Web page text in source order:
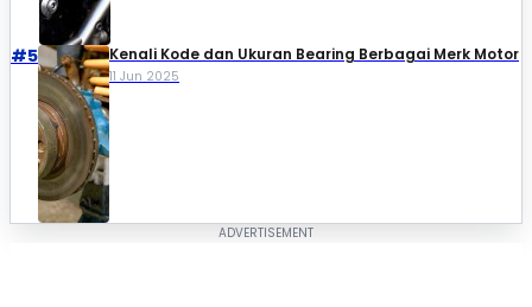
#5 Kenali Kode dan Ukuran Bearing Berbagai Merk Motor
11 Jun 2025